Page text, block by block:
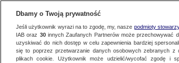
Dbamy o Twoją prywatność
Jeśli użytkownik wyrazi na to zgodę, my, nasze podmioty
IAB oraz 30innych Zaufanych Partnerów może przechowywać
uzyskiwać do nich dostęp w celu zapewnienia bardziej
się to poprzez przetwarzanie danych osobowych zebranych z
plikach cookie. Użytkownik może udzielić/wycofać zgodę i